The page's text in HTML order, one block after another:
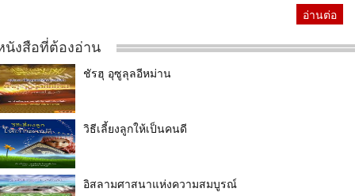
อ่านต่อ
นังสือที่ต้องอ่าน
ชัรฮุ อุซูลุลอีหม่าน
วิธีเลี้ยงลูกให้เป็นคนดี
อิสลามศาสนาแห่งความสมบูรณ์